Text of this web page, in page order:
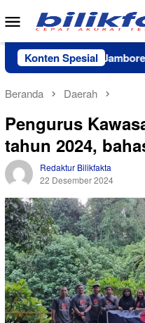
Loncat
ke
konten
Menu
Mobile
Konten Spesial
Daerah ke Jambore
Beranda Daerah
Pengurus
tahun 2024,
Redaktur Bilikfakta
22 Desember 2024